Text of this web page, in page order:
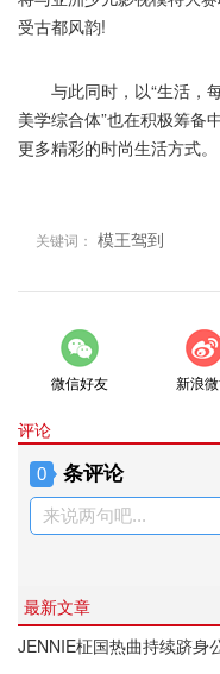
受古都风韵!
与此同时，以“生活，每
美学综合体”也在积极筹备
更多精彩的时尚生活方式。
关键词： 模王驾到
微信好友 新浪
评论
0 条评论
来说两句吧...
最新文章
JENNIE柾国热曲持续跻身